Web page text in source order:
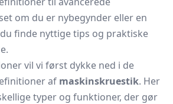
om du er nybegynder eller en
finde nyttige tips og praktiske
vil vi først dykke ned i de
af maskinskruestik. Her
typer og funktioner, der gør